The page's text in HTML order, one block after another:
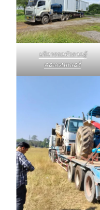
บริการรถหัวลากตู้
คอนเทนเนอร์